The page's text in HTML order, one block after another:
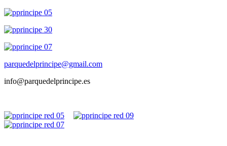
parquedelprincipe@gmail.com
info@parquedelprincipe.es